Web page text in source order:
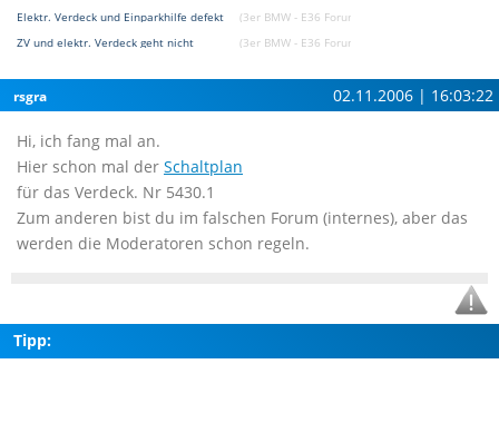
Elektr. Verdeck und Einparkhilfe defekt
(3er BMW - E36 Forum)
ZV und elektr. Verdeck geht nicht
(3er BMW - E36 Forum)
rsgra 02.11.2006 | 16:03:22
Hi, ich fang mal an.
Hier schon mal der Schaltplan
für das Verdeck. Nr 5430.1
Zum anderen bist du im falschen Forum (internes), aber das
werden die Moderatoren schon regeln.
Tipp: